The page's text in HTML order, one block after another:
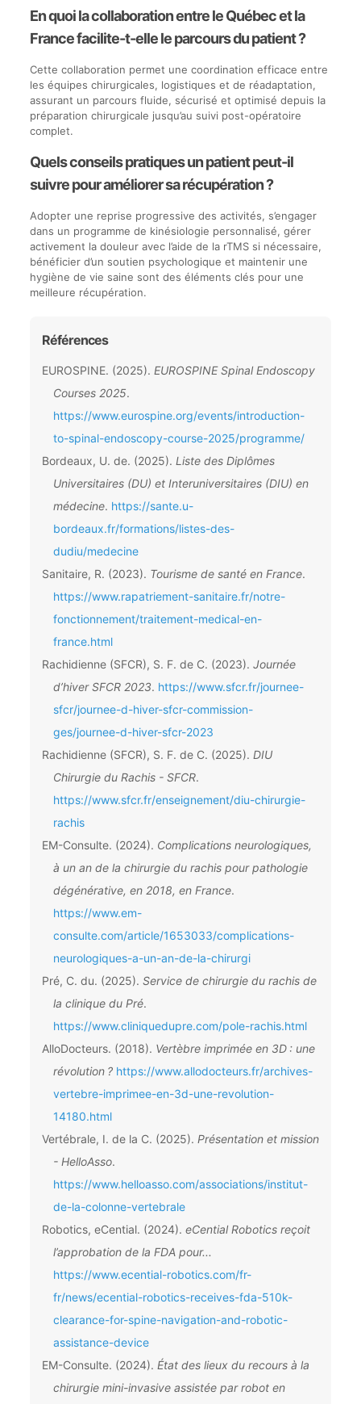
En quoi la collaboration entre le Québec et la
France facilite-t-elle le parcours du patient ?
Cette collaboration permet une coordination efficace entre
les équipes chirurgicales, logistiques et de réadaptation,
assurant un parcours fluide, sécurisé et optimisé depuis la
préparation chirurgicale jusqu’au suivi post-opératoire
complet.
Quels conseils pratiques un patient peut-il
suivre pour améliorer sa récupération ?
Adopter une reprise progressive des activités, s’engager
dans un programme de kinésiologie personnalisé, gérer
activement la douleur avec l’aide de la rTMS si nécessaire,
bénéficier d’un soutien psychologique et maintenir une
hygiène de vie saine sont des éléments clés pour une
meilleure récupération.
Références
EUROSPINE. (2025). EUROSPINE Spinal Endoscopy
Courses 2025.
https://www.eurospine.org/events/introduction-
to-spinal-endoscopy-course-2025/programme/
Bordeaux, U. de. (2025). Liste des Diplômes
Universitaires (DU) et Interuniversitaires (DIU) en
médecine. https://sante.u-
bordeaux.fr/formations/listes-des-
dudiu/medecine
Sanitaire, R. (2023). Tourisme de santé en France.
https://www.rapatriement-sanitaire.fr/notre-
fonctionnement/traitement-medical-en-
france.html
Rachidienne (SFCR), S. F. de C. (2023). Journée
d’hiver SFCR 2023. https://www.sfcr.fr/journee-
sfcr/journee-d-hiver-sfcr-commission-
ges/journee-d-hiver-sfcr-2023
Rachidienne (SFCR), S. F. de C. (2025). DIU
Chirurgie du Rachis - SFCR.
https://www.sfcr.fr/enseignement/diu-chirurgie-
rachis
EM-Consulte. (2024). Complications neurologiques,
à un an de la chirurgie du rachis pour pathologie
dégénérative, en 2018, en France.
https://www.em-
consulte.com/article/1653033/complications-
neurologiques-a-un-an-de-la-chirurgi
Pré, C. du. (2025). Service de chirurgie du rachis de
la clinique du Pré.
https://www.cliniquedupre.com/pole-rachis.html
AlloDocteurs. (2018). Vertèbre imprimée en 3D : une
révolution ? https://www.allodocteurs.fr/archives-
vertebre-imprimee-en-3d-une-revolution-
14180.html
Vertébrale, I. de la C. (2025). Présentation et mission
- HelloAsso.
https://www.helloasso.com/associations/institut-
de-la-colonne-vertebrale
Robotics, eCential. (2024). eCential Robotics reçoit
l’approbation de la FDA pour...
https://www.ecential-robotics.com/fr-
fr/news/ecential-robotics-receives-fda-510k-
clearance-for-spine-navigation-and-robotic-
assistance-device
EM-Consulte. (2024). État des lieux du recours à la
chirurgie mini-invasive assistée par robot en